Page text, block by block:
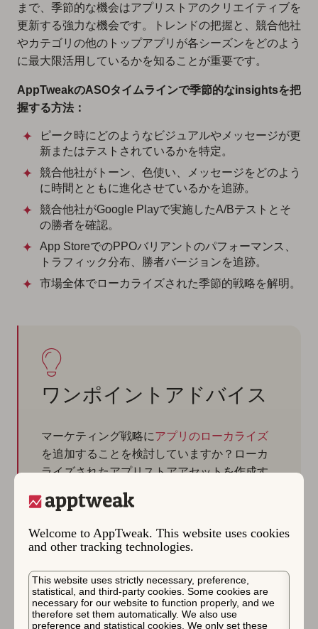
Welcome to AppTweak. This website uses cookies
and other tracking technologies.
This website uses strictly necessary, preference,
statistical, and third-party cookies. Some cookies are
necessary for our website to function properly, and we
therefore set them automatically. We also use
preference and statistical cookies. We only set these
まで、季節的な機会はアプリストアのクリエイティブを
更新する強力な機会です。トレンドの把握と、競合他社
やカテゴリの他のトップアプリが各シーズンをどのよう
に最大限活用しているかを知ることが重要です。
AppTweakのASOタイムラインで季節的なinsightsを把
握する方法：
ピーク時にどのようなビジュアルやメッセージが更
新またはテストされているかを特定。
競合他社がトーン、色使い、メッセージをどのよう
に時間とともに進化させているかを追跡。
競合他社がGoogle Playで実施したA/Bテストとそ
の勝者を確認。
App StoreでのPPOバリアントのパフォーマンス、
トラフィック分布、勝者バージョンを追跡。
市場全体でローカライズされた季節的戦略を解明。
ワンポイントアドバイス
マーケティング戦略にアプリのローカライズ
を追加することを検討していますか？ローカ
ライズされたアプリストアアセットを作成す
る前に、AppTweakで競合他社やカテゴリのト
ップアプリがどのようにアセットを作成して
ーンショットライブラリを探索して、市場全
きます。ASOタイムライン内でも、アプリを
検索し、スクリーンショットにカーソルを合
わせると、ローカライズされたコピーの翻訳